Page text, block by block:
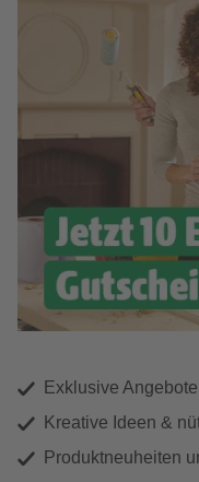
Exklusive
Kreative Ideen &
Produktneuheiten